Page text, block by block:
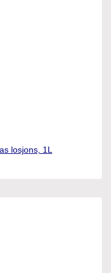
losjons, 1L